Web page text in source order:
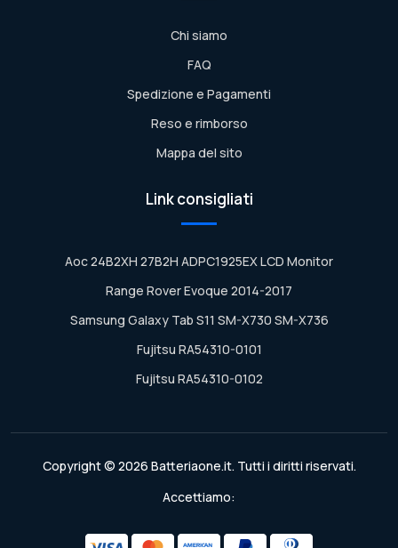
Chi siamo
FAQ
Spedizione e Pagamenti
Reso e rimborso
Mappa del sito
Link consigliati
Aoc 24B2XH 27B2H ADPC1925EX LCD Monitor
Range Rover Evoque 2014-2017
Samsung Galaxy Tab S11 SM-X730 SM-X736
Fujitsu RA54310-0101
Fujitsu RA54310-0102
Copyright © 2026 Batteriaone.it. Tutti i diritti riservati.
Accettiamo: